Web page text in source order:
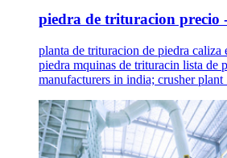
piedra de trituracion precio
planta de trituracion de piedra caliza
piedra mquinas de trituracin lista de
manufacturers in india; crusher plant